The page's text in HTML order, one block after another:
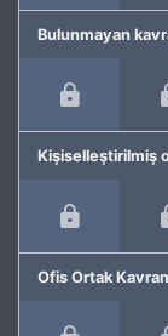
Bulunmayan
Kişiselleştirilmiş
Ofis Ortak